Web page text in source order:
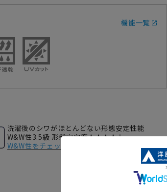
機能一覧
洗濯後のシワがほとんどない形態安定性能
W&W性3.5級 形態安定度★★★★☆
W&W性をチェック